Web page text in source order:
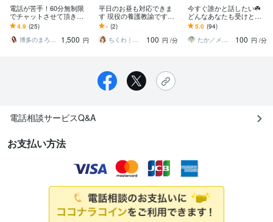
電話が苦手！60分無制限
でチャットさせて頂きま
す 限定数完売御礼恋愛/悩
み/世間話/愚痴/モヤモヤ/
眠れない
4.9 (25)
博多のまろん✤あなたの心がほどける時間✨
1,500 円
平日のお昼も対応できま
す 現役の養護教諭ですが
精神科•小児科での看護師
経験があります。
- (2)
ちくわ｜保健室の先生
100 円 /分
今すぐ誰かと話したい☘️
どんなあなたも受けとめ
ます 1分でもOK◎話すだ
けで心が軽くなる☘あな
ただけの心の休憩所
5.0 (94)
たか／メンタルパートナー
100 円 /分
電話相談サービスQ&A
お支払い方法